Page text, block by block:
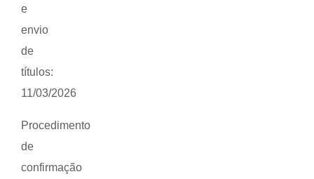
e
envio
de
títulos:
11/03/2026
Procedimento
de
confirmação